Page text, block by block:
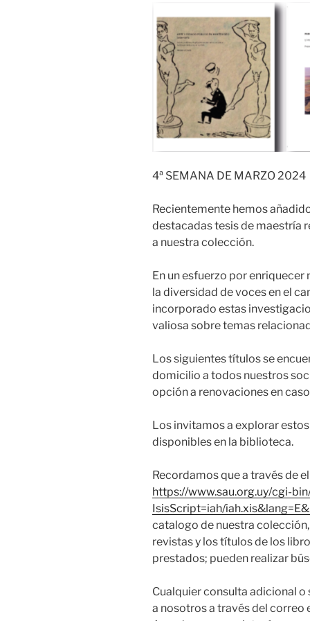
4ª SEMANA DE MARZO 2024
Recientemente hemos
destacadas tesis de maestría
a nuestra colección.
En un esfuerzo por
la diversidad de voces en el
incorporado estas
valiosa sobre temas
Los siguientes títulos se
domicilio a todos nuestros
opción a renovaciones en
Los invitamos a explorar
disponibles en la biblioteca.
Recordamos que a través de
https://www.sau.org.uy/cgi-
IsisScript=iah/
catalogo de nuestra
revistas y los títulos de los
prestados; pueden realizar
Cualquier consulta adicional
a nosotros a través del